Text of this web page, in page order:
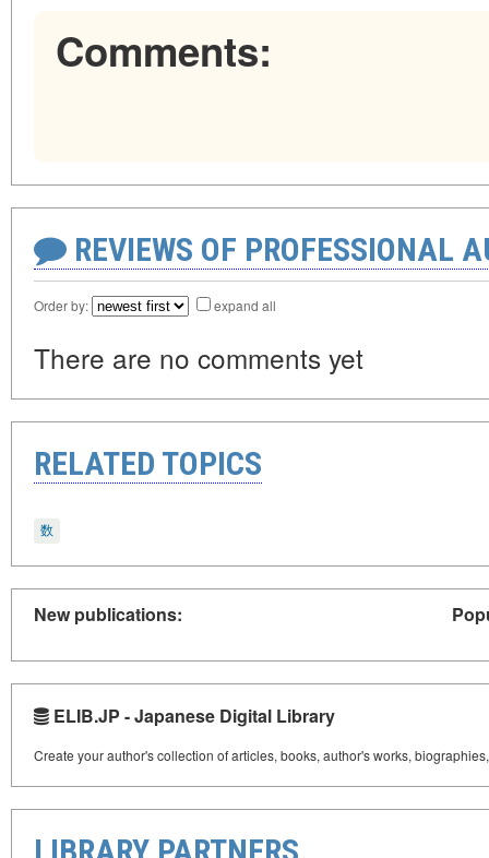
Comments:
REVIEWS OF PROFESSIONAL
Order by: expand all
There are no comments yet
RELATED TOPICS
数
New publications:
ELIB.JP - Japanese Digital Library
Create your author's collection of articles, books, author's works,